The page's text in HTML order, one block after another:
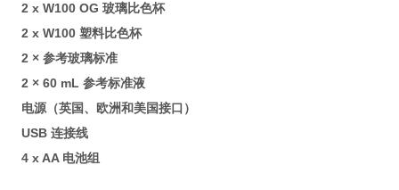
2 x W100 OG 玻璃比色杯
2 x W100 塑料比色杯
2 × 参考玻璃标准
2 × 60 mL 参考标准液
电源（英国、欧洲和美国接口）
USB 连接线
4 x AA 电池组